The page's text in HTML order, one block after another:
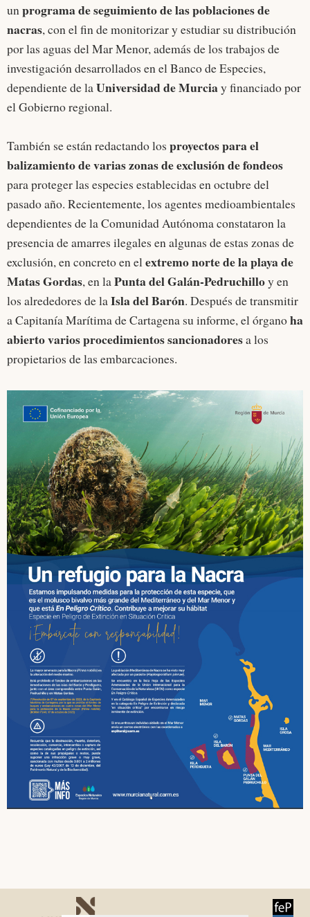
unprograma de seguimiento de las poblaciones de
nacras, con el fin de monitorizar y estudiar su distribución
por las aguas del Mar Menor, además de los trabajos de
investigación desarrollados en el Banco de Especies,
dependiente de laUniversidad de Murciay financiado por
el Gobierno regional.
También se están redactando los proyectos para el
balizamiento de varias zonas de exclusión de fondeos
para proteger las especies establecidas en octubre del
pasado año. Recientemente, los agentes medioambientales
dependientes de la Comunidad Autónoma constataron la
presencia de amarres ilegales en algunas de estas zonas de
exclusión, en concreto en elextremo norte de la playa de
Matas Gordas, en laPunta del Galán-Pedruchilloy en
los alrededores de laIsla del Barón. Después de transmitir
a Capitanía Marítima de Cartagena su informe, el órganoha
abierto varios procedimientos sancionadoresa los
propietarios de las embarcaciones.